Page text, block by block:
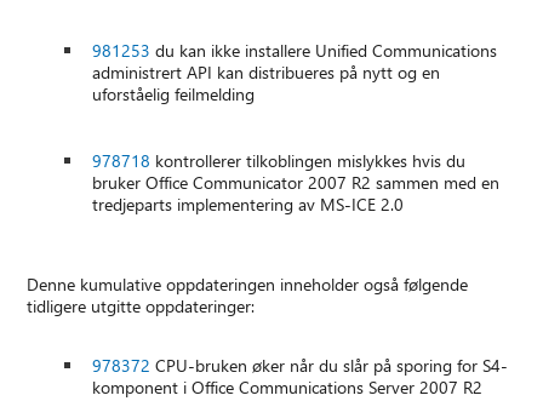
981253 du kan ikke installere Unified Communications
administrert API kan distribueres på nytt og en
uforståelig feilmelding
978718 kontrollerer tilkoblingen mislykkes hvis du
bruker Office Communicator 2007 R2 sammen med en
tredjeparts implementering av MS-ICE 2.0
Denne kumulative oppdateringen inneholder også følgende
tidligere utgitte oppdateringer:
978372 CPU-bruken øker når du slår på sporing for S4-
komponent i Office Communications Server 2007 R2